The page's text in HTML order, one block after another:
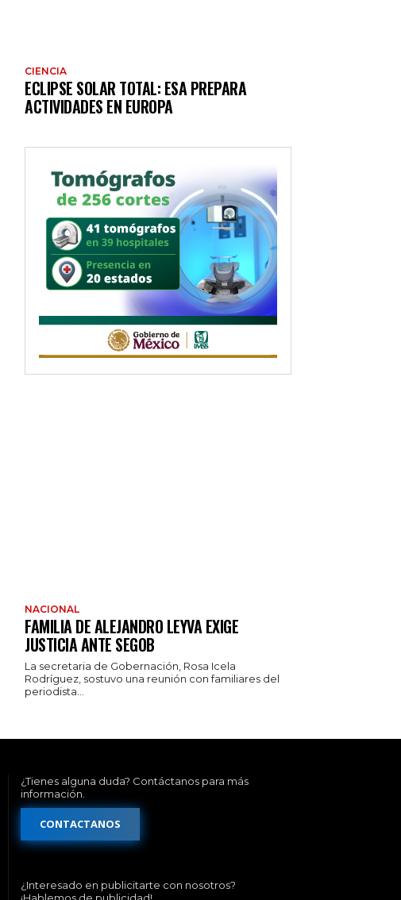
CIENCIA
ECLIPSE SOLAR TOTAL: ESA PREPARA
ACTIVIDADES EN EUROPA
NACIONAL
FAMILIA DE ALEJANDRO LEYVA EXIGE
JUSTICIA ANTE SEGOB
La secretaria de Gobernación, Rosa Icela
Rodríguez, sostuvo una reunión con familiares del
periodista...
¿Tienes alguna duda? Contáctanos para más
información.
CONTACTANOS
¿Interesado en publicitarte con nosotros?
¡Hablemos de publicidad!